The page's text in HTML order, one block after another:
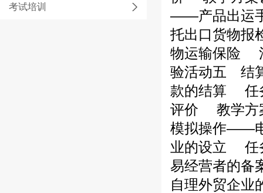
考试培训
——产品出运
托出口货物报
物运输保险
验活动五 结
款的结算 任
评价 教学方
模拟操作——
业的设立 任
易经营者的备
自理外贸企业